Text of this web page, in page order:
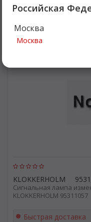
Российская
Москва
Москва
1 968₽
KLOKKERHOLM
Сигнальная лампа
KLOKKERHOLM 95311057
Быстрая доставка